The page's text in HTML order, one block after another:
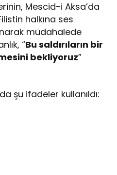
Mescid-i Aksa’da
halkına ses
müdahalede
“Bu saldırıların bir
bekliyoruz”
şu ifadeler kullanıldı: